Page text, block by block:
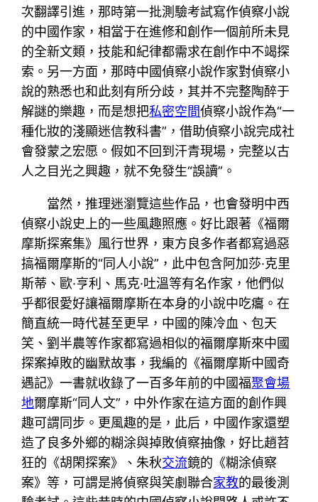
次翻譯引進，那時第一批測驗考試寫作偵察小說
的中國作家，相當于在進修和創作一個前所未見
的全新文類，技能和紀律都需求在創作中不竭探
索。另一方面，那時中國偵察小說作家對偵察小
說的熟悉也和此刻有所分歧，其并不完整陶醉于
解謎的樂趣，而是想把私密空間偵察小說作為“一
種化妝的淺顯迷信教科書”，借助偵察小說完成社
會發蒙之宏愿。假如不回到汗青現場，完整以古
人之目光之興趣，就不免發生“誤讀”。
當然，推理迷瀏覽這些作品，也會發明中西
偵察小說史上的一些風趣照應。好比跟著《福爾
摩斯探案集》風行世界，東方良多作者都寫過惡
搞福爾摩斯的“同人小說”，此中包含阿加莎·克里
斯蒂、歐·亨利、馬克·吐溫等有名作家，他們似
乎都很愛好讓福爾摩斯在本身的小說中吃癟。在
簡直統一時代甚至更早，中國的陳冷血、包天
笑、劉半農等作家都寫過相似的福爾摩斯來中國
探案掉敗的幽默故事，我編的《福爾摩斯中國奇
遇記》一書就收錄了一百多年前的中國福聚會場
地爾摩斯“同人文”，中外作家在這方面的創作興
趣可謂同步。更風趣的是，此后，中國作家還塑
造了良多外鄉的糊涂與掉敗偵察抽像，好比趙苕
狂的《胡閑探案》、朱秋交流鏡的《糊涂偵察
案》等，可謂是將偵察與笑劇聯合家教的最後測